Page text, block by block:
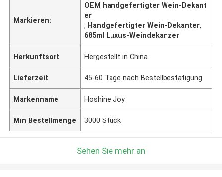
Markieren:
OEM handgefertigter Wein-Dekant
er
, Handgefertigter Wein-Dekanter,
685ml Luxus-Weindekanzer
Herkunftsort Hergestellt in China
Lieferzeit 45-60 Tage nach Bestellbestätigung
Markenname Hoshine Joy
Min Bestellmenge 3000 Stück
Sehen Sie mehr an